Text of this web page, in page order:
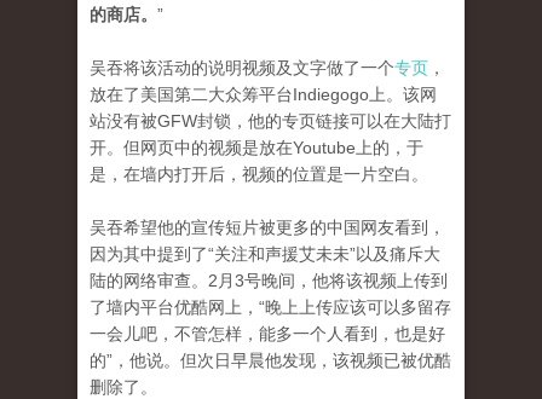
的商店。 ”
吴吞将该活动的说明视频及文字做了一个专页 ，
放在了美国第二大众筹平台Indiegogo上。该网
站没有被GFW封锁，他的专页链接可以在大陆打
开。但网页中的视频是放在Youtube上的，于
是，在墙内打开后，视频的位置是一片空白。
吴吞希望他的宣传短片被更多的中国网友看到，
因为其中提到了“关注和声援艾未未”以及痛斥大
陆的网络审查。2月3号晚间，他将该视频上传到
了墙内平台优酷网上，“晚上上传应该可以多留存
一会儿吧，不管怎样，能多一个人看到，也是好
的”，他说。但次日早晨他发现，该视频已被优酷
删除了。